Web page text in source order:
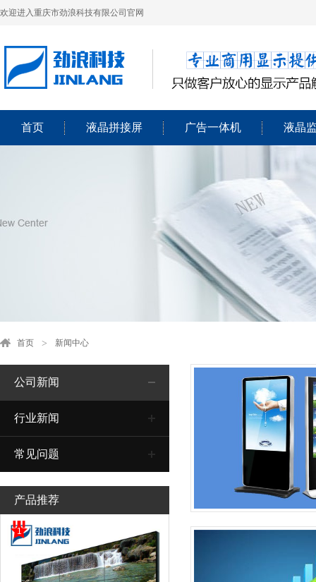
欢迎进入重庆市劲浪科技有限公司官网
首页 液晶拼接屏 广告一体机 液晶
首页 新闻中心
公司新闻
行业新闻
常见问题
产品推荐
1